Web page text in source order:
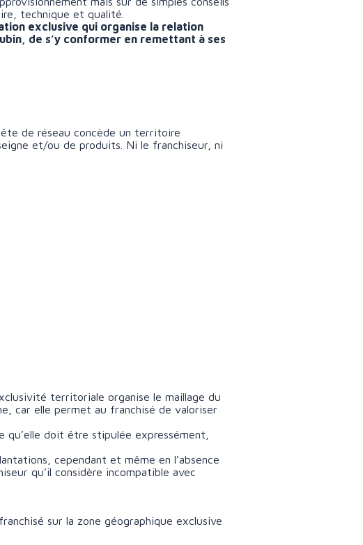
technique et qualité.
exclusive qui organise la relation
de s’y conformer en remettant à ses
de réseau concède un territoire
et/ou de produits. Ni le franchiseur, ni
territoriale organise le maillage du
car elle permet au franchisé de valoriser
doit être stipulée expressément,
cependant et même en l’absence
qu’il considère incompatible avec
sur la zone géographique exclusive